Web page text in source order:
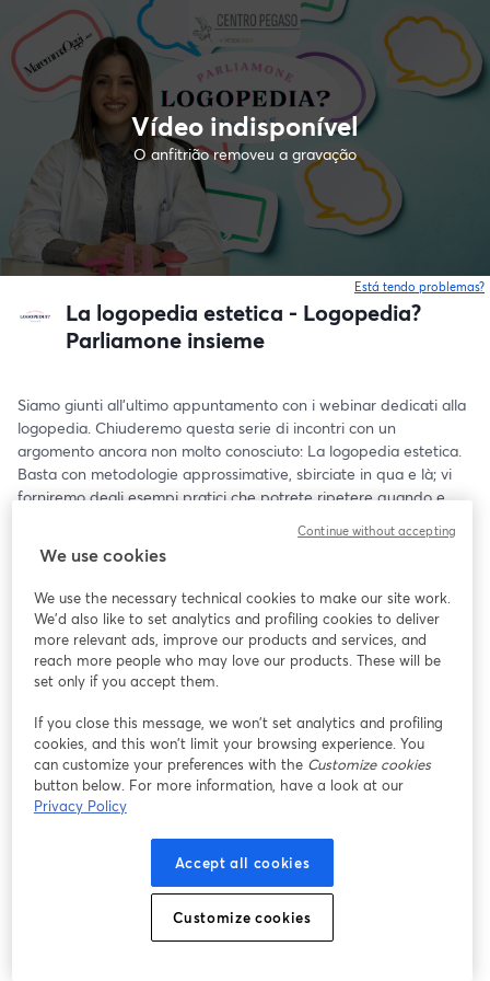
Vídeo indisponível
O anfitrião removeu a gravação
Está tendo problemas?
La logopedia estetica - Logopedia?
Parliamone insieme
Siamo giunti all’ultimo appuntamento con i webinar dedicati alla
logopedia. Chiuderemo questa serie di incontri con un
argomento ancora non molto conosciuto: La logopedia estetica.
Basta con metodologie approssimative, sbirciate in qua e là; vi
forniremo degli esempi pratici che potrete ripetere quando e
We use cookies
We use the necessary technical cookies to make our site work.
We'd also like to set analytics and profiling cookies to deliver
more relevant ads, improve our products and services, and
reach more people who may love our products. These will be
set only if you accept them.
If you close this message, we won’t set analytics and profiling
cookies, and this won’t limit your browsing experience. You
can customize your preferences with the Customize cookies
button below. For more information, have a look at our
Privacy Policy
Accept all cookies
Customize cookies
Continue without accepting